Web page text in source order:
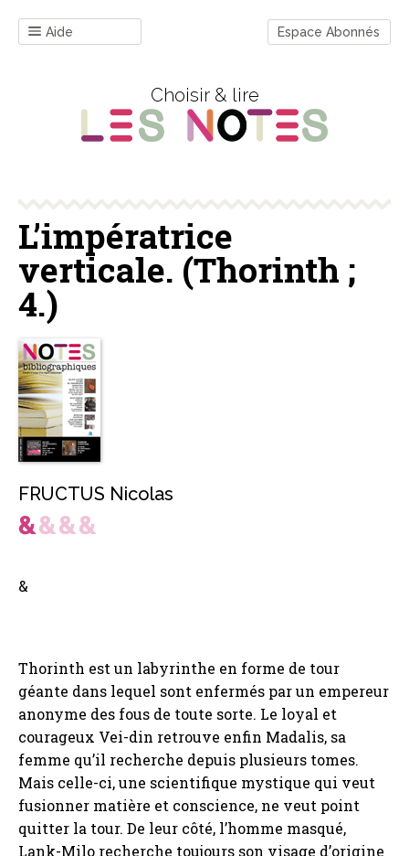
Aide Espace Abonnés
Choisir & lire
L’impératrice
verticale. (Thorinth ;
4.)
FRUCTUS Nicolas
&
Thorinth est un labyrinthe en forme de tour
géante dans lequel sont enfermés par un empereur
anonyme des fous de toute sorte. Le loyal et
courageux Vei-din retrouve enfin Madalis, sa
femme qu’il recherche depuis plusieurs tomes.
Mais celle-ci, une scientifique mystique qui veut
fusionner matière et conscience, ne veut point
quitter la tour. De leur côté, l’homme masqué,
Lank-Milo recherche toujours son visage d’origine